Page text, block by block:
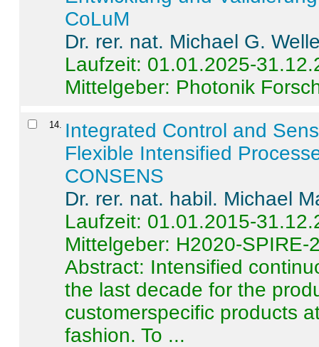
CoLuM
Dr. rer. nat. Michael G.
Laufzeit: 01.01.2025-
Mittelgeber: Photonik
14
Integrated Control and
Flexible Intensified
CONSENS
Dr. rer. nat. habil. Michael
Laufzeit: 01.01.2015-
Mittelgeber: H2020-SPIRE-
Abstract: Intensified
the last decade for the
customerspecific products
fashion. To ...